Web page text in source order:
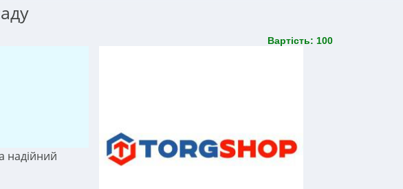
Вартість: 100
надійний